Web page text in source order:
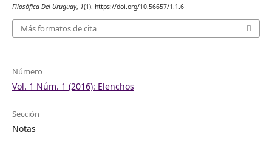
Filosófica Del Uruguay, 1(1). https://doi.org/10.56657/1.1.6
Más formatos de cita
Número
Vol. 1 Núm. 1 (2016): Elenchos
Sección
Notas